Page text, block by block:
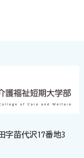
苗代沢17番地3